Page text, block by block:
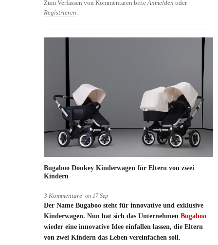
Zum Verfassen von Kommentaren bitte Anmelden oder
Registrieren
Bugaboo Donkey Kinderwagen für Eltern von zwei
Kindern
3 Kommentare on 17 Sep
Der Name Bugaboo steht für innovative und exklusive
Kinderwagen. Nun hat sich das Unternehmen Bugaboo
wieder eine innovative Idee einfallen lassen, die Eltern
von zwei Kindern das Leben vereinfachen soll.